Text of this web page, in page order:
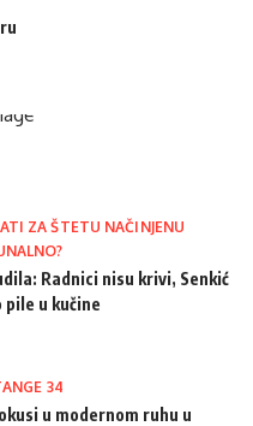
ZA ŠTETU NAČINJENU
Radnici nisu krivi, Senkić
u kučine
34
u modernom ruhu u